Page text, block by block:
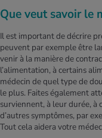
Que veut savoir le
Il est important de décrire
peuvent par exemple être
venir à la manière de
l’alimentation, à certains
médecin de quel type de
le plus. Faites également
surviennent, à leur durée, à
d’autres symptômes, par
Tout cela aidera votre